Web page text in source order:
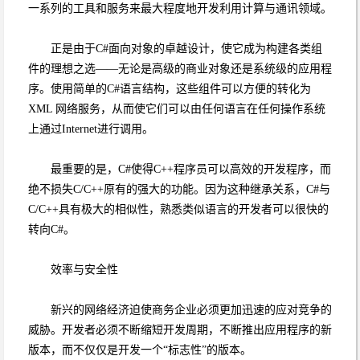
一系列的工具和服务来最大程度地开发利用计算与通讯领域。
正是由于C#面向对象的卓越设计，使它成为构建各类组
件的理想之选——无论是高级的商业对象还是系统级的应用程
序。使用简单的C#语言结构，这些组件可以方便的转化为
XML 网络服务，从而使它们可以由任何语言在任何操作系统
上通过Internet进行调用。
最重要的是，C#使得C++程序员可以高效的开发程序，而
绝不损失C/C++原有的强大的功能。因为这种继承关系，C#与
C/C++具有极大的相似性，熟悉类似语言的开发者可以很快的
转向C#。
效率与安全性
新兴的网络经济迫使商务企业必须更加迅速的应对竞争的
威胁。开发者必须不断缩短开发周期，不断推出应用程序的新
版本，而不仅仅是开发一个“标志性”的版本。